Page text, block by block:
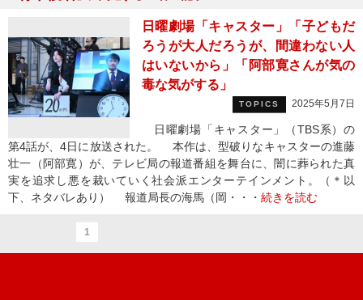
日曜劇場「キャスター」「子どもだ
ろうが大人だろうが、間違わない人
はいないから」「阿部寛さんが気の
毒な気がする」
TOPICS 2025年5月7日
日曜劇場「キャスター」（TBS系）の
第4話が、4日に放送された。 本作は、型破りなキャスターの進藤
壮一（阿部寛）が、テレビ局の報道番組を舞台に、闇に葬られた真
実を追求し悪を裁いていく社会派エンターテインメント。（＊以
下、ネタバレあり） 報道局長の海馬（岡・・・ 続きを読む
1